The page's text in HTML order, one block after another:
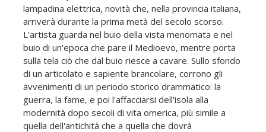
lampadina elettrica, novità che, nella provincia italiana,
arriverà durante la prima metà del secolo scorso.
L'artista guarda nel buio della vista menomata e nel
buio di un'epoca che pare il Medioevo, mentre porta
sulla tela ciò che dal buio riesce a cavare. Sullo sfondo
di un articolato e sapiente brancolare, corrono gli
avvenimenti di un periodo storico drammatico: la
guerra, la fame, e poi l'affacciarsi dell'isola alla
modernità dopo secoli di vita omerica, più simile a
quella dell'antichità che a quella che dovrà